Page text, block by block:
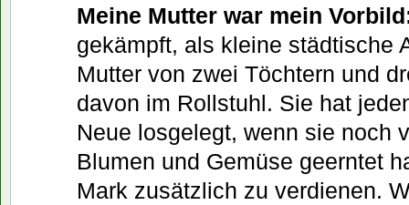
Meine Mutter war mein
gekämpft, als kleine städtische
Mutter von zwei Töchtern und
davon im Rollstuhl. Sie hat
Neue losgelegt, wenn sie noch
Blumen und Gemüse geerntet
Mark zusätzlich zu verdienen.